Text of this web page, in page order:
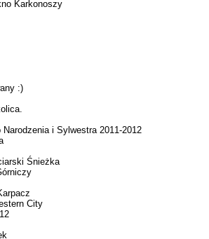
Karkonoszy
:)
i Sylwestra 2011-2012
Śnieżka
City